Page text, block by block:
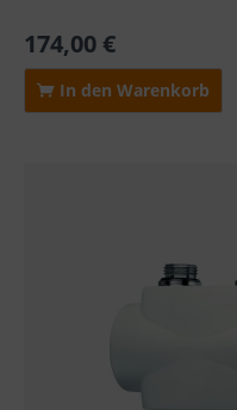
174,00 €
In den Warenkorb